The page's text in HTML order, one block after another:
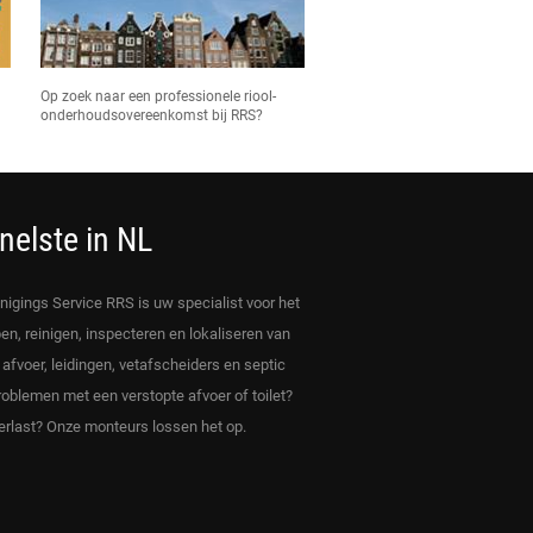
Op zoek naar een professionele riool-
onderhoudsovereenkomst bij RRS?
in NL
Service RRS is uw specialist voor het
reinigen, inspecteren en lokaliseren van
afvoer, leidingen, vetafscheiders en septic
met een verstopte afvoer of toilet?
Onze monteurs lossen het op.